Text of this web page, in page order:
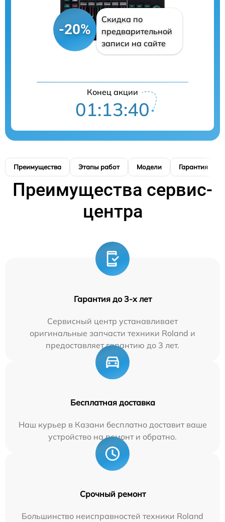
-20%
Скидка по
предварительной
записи на сайте
Конец акции
01:13:39
Преимущества Этапы работ Модели Гарантия
Преимущества сервис-
центра
Гарантия до 3-х лет
Сервисный центр устанавливает
оригинальные запчасти техники Roland и
предоставляет гарантию до 3 лет.
Бесплатная доставка
Наш курьер в Казани бесплатно доставит ваше
устройство на ремонт и обратно.
Срочный ремонт
Большинство неисправностей техники Roland